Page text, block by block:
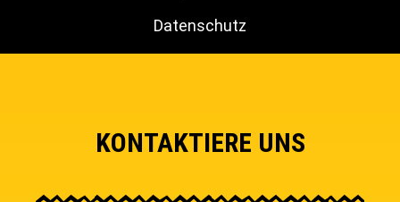
Datenschutz
KONTAKTIERE UNS